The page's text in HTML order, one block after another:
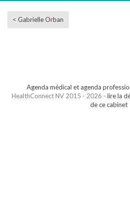
< Gabrielle Orban
Agenda médical et agenda
HealthConnect NV 2015 - 2026 - lire la
de ce cabinet